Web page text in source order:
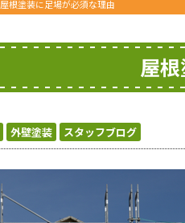
屋根塗装に足場が必須な理由
屋
外壁塗装 スタッフブログ